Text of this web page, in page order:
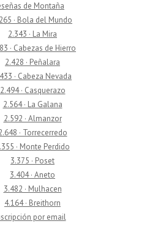
de Montaña
· Bola del Mundo
2.343 · La Mira
· Cabezas de Hierro
2.428 · Peñalara
· Cabeza Nevada
2.494 · Casquerazo
2.564 · La Galana
2.592 · Almanzor
· Torrecerredo
· Monte Perdido
3.375 · Poset
3.404 · Aneto
3.482 · Mulhacen
4.164 · Breithorn
por email